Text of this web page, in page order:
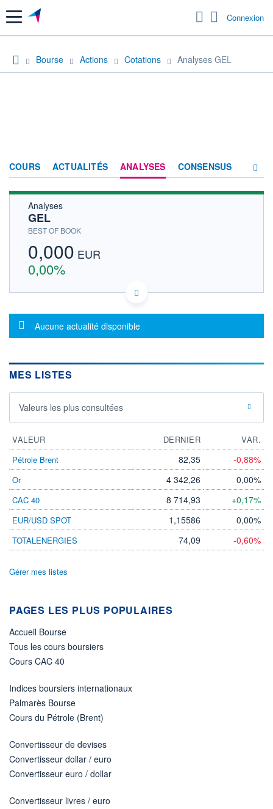
Menu Connexion
Bourse Actions Cotations Analyses GEL
COURS ACTUALITÉS ANALYSES CONSENSUS
Analyses
GEL
BEST OF BOOK
0,000 EUR
0,00%
IT0005312365 IT0005312365
Politique d'exécution
Cotation sur les autres places
0,000 0,000
+ HAUT
VOLUME
LIMITE À LA
BAISSE
0,000
LIMITE À LA
0,000
RENDEMENT
-
PER ESTIMÉ
DERNIER
DIVIDENDE
0,00 EUR
DERNIER
DIVIDENDE
-
PROCHAIN
DIVIDENDE
Non éligible
Message d'information
Aucune actualité disponible
MES LISTES
Valeurs les plus consultées
VALEUR DERNIER
VAR.
Pétrole Brent
82,35 -0,88%
Or 4 342,26 0,00%
CAC 40 8 714,93 +0,17%
EUR/USD SPOT 1,15586 0,00%
TOTALENERGIES 74,09 -0,60%
Gérer mes listes
PAGES LES PLUS POPULAIRES
Accueil Bourse
Tous les cours boursiers
Cours CAC 40
Indices boursiers internationaux
Palmarès Bourse
Cours du Pétrole (Brent)
Convertisseur de devises
Convertisseur dollar / euro
Convertisseur euro / dollar
Convertisseur livres / euro